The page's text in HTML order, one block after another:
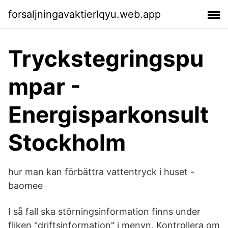
forsaljningavaktierlqyu.web.app
Tryckstegringspu
mpar -
Energisparkonsult
Stockholm
hur man kan förbättra vattentryck i huset -
baomee
I så fall ska störningsinformation finns under
fliken "driftsinformation" i menyn. Kontrollera om